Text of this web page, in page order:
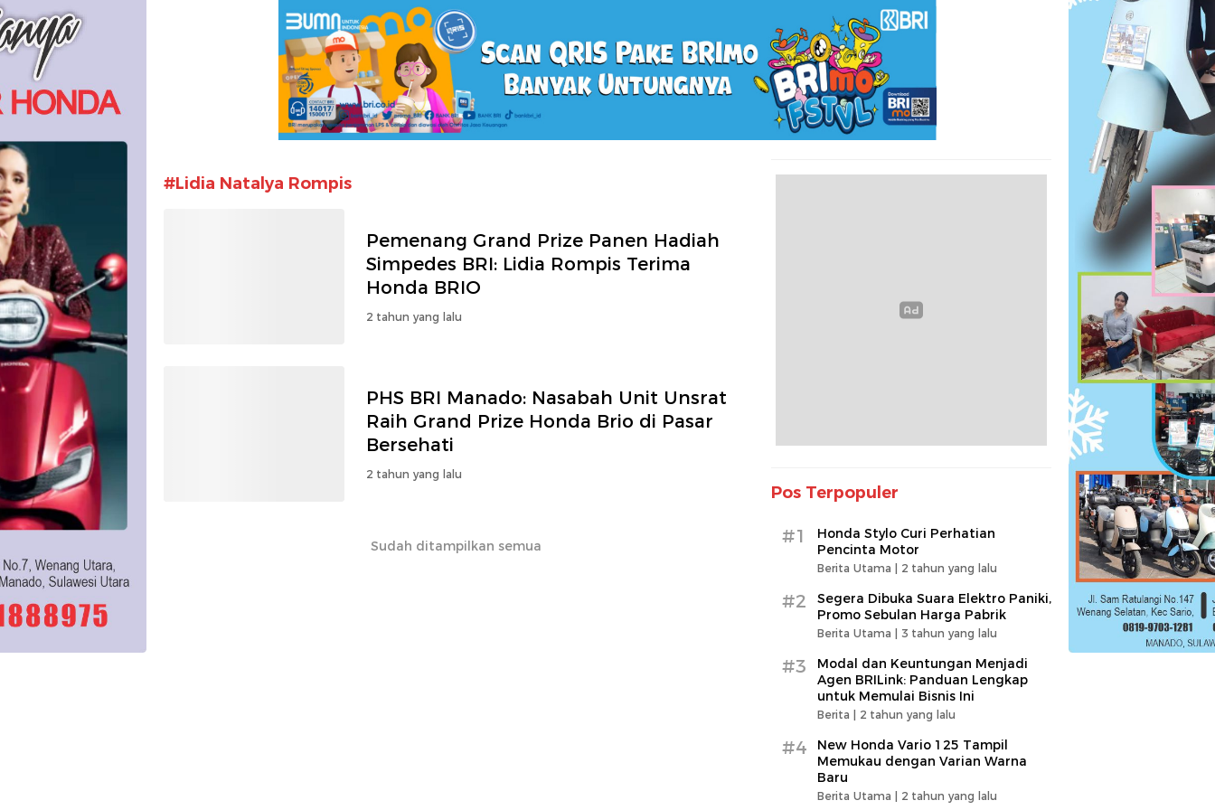
#Lidia Natalya Rompis
Pemenang Grand Prize Panen Hadiah
Simpedes BRI: Lidia Rompis Terima
Honda BRIO
2 tahun yang lalu
PHS BRI Manado: Nasabah Unit Unsrat
Raih Grand Prize Honda Brio di Pasar
Bersehati
2 tahun yang lalu
Sudah ditampilkan semua
Pos Terpopuler
#1
Honda Stylo Curi Perhatian
Pencinta Motor
Berita Utama | 2 tahun yang lalu
#2
Segera Dibuka Suara Elektro Paniki,
Promo Sebulan Harga Pabrik
Berita Utama | 3 tahun yang lalu
#3
Modal dan Keuntungan Menjadi
Agen BRILink: Panduan Lengkap
untuk Memulai Bisnis Ini
Berita | 2 tahun yang lalu
#4
New Honda Vario 125 Tampil
Memukau dengan Varian Warna
Baru
Berita Utama | 2 tahun yang lalu